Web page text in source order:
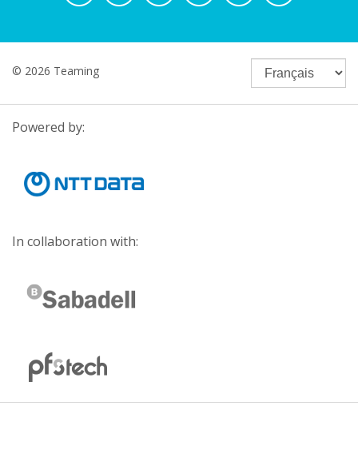
© 2026 Teaming
Powered by:
In collaboration with: